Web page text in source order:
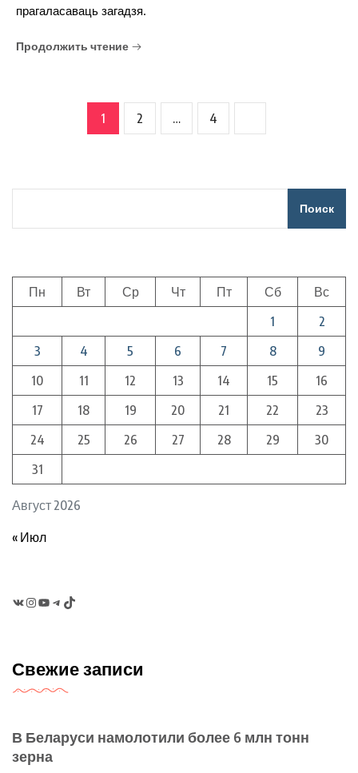
прагаласаваць загадзя.
Продолжить чтение
1 2 … 4
Поиск
Август 2026
Пн Вт Ср Чт Пт Сб
Вс
1
2
3
4 5 6 7 8
9
10
11 12 13 14 15
16
17
18 19 20 21 22
23
24
25 26 27 28 29
30
31
« Июл
Instagram
YouTubeTelegram
TikTok
Свежие записи
В Беларуси намолотили более 6 млн тонн
зерна